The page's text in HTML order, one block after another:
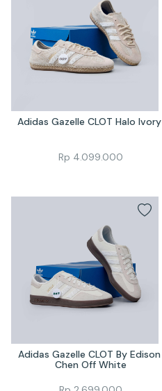
Adidas Gazelle CLOT Halo Ivory
Rp 4.099.000
Adidas Gazelle CLOT By Edison
Chen Off White